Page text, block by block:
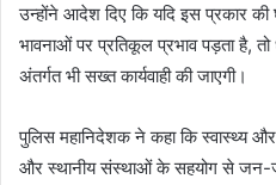
उन्होंने आदेश दिए कि यदि इस प्रकार की
भावनाओं पर प्रतिकूल प्रभाव पड़ता है,
अंतर्गत भी सख्त कार्यवाही की जाएगी।
पुलिस महानिदेशक ने कहा कि स्वास्थ्य
और स्थानीय संस्थाओं के सहयोग से जन-